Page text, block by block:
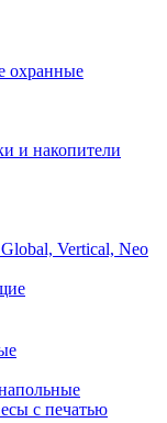
охранные
и накопители
Vertical, Neo
с печатью